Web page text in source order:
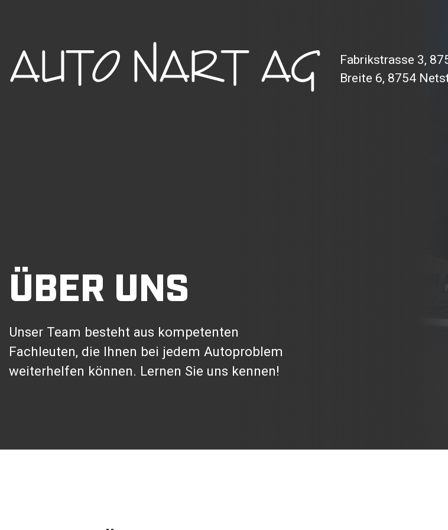
Fabrikstrasse 3,
Breite 6, 8754
ÜBER UNS
Unser Team besteht aus kompetenten
Fachleuten, die Ihnen bei jedem Autoproblem
weiterhelfen können. Lernen Sie uns kennen!